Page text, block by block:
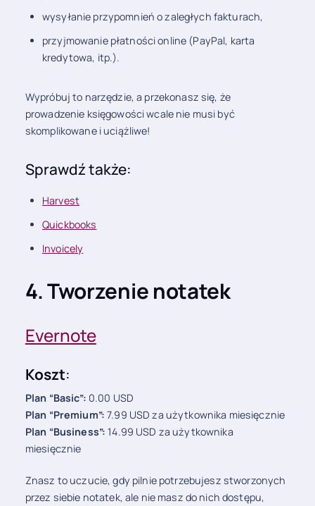
wysyłanie przypomnień o zaległych fakturach,
przyjmowanie płatności online (PayPal, karta
kredytowa, itp.).
Wypróbuj to narzędzie, a przekonasz się, że
prowadzenie księgowości wcale nie musi być
skomplikowane i uciążliwe!
Sprawdź także:
Harvest
Quickbooks
Invoicely
4. Tworzenie notatek
Evernote
Koszt:
Plan “Basic”: 0.00 USD
Plan “Premium”:7.99 USD za użytkownika miesięcznie
Plan “Business”:14.99 USD za użytkownika
miesięcznie
Znasz to uczucie, gdy pilnie potrzebujesz stworzonych
przez siebie notatek, ale nie masz do nich dostępu,